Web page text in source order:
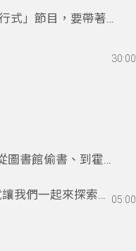
式」節目，要帶著
30:00
書館偷書、到霍格
我們一起來探索真 05:00